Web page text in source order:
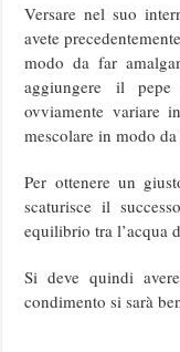
Versare nel suo
avete
modo da far
aggiungere il
ovviamente variare
mescolare in modo
Per ottenere un
scaturisce il
equilibrio tra l’acqua
Si deve quindi
condimento si sarà